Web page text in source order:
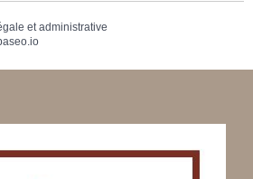
et administrative